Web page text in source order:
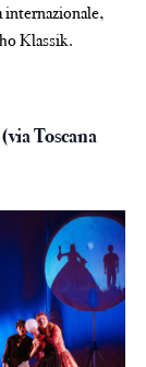
internazionale,
Klassik.
Toscana